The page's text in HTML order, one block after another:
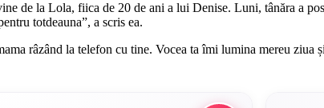
de la Lola, fiica de 20 de ani a lui Denise. Luni, tânăra a
totdeauna”, a scris ea.
râzând la telefon cu tine. Vocea ta îmi lumina mereu